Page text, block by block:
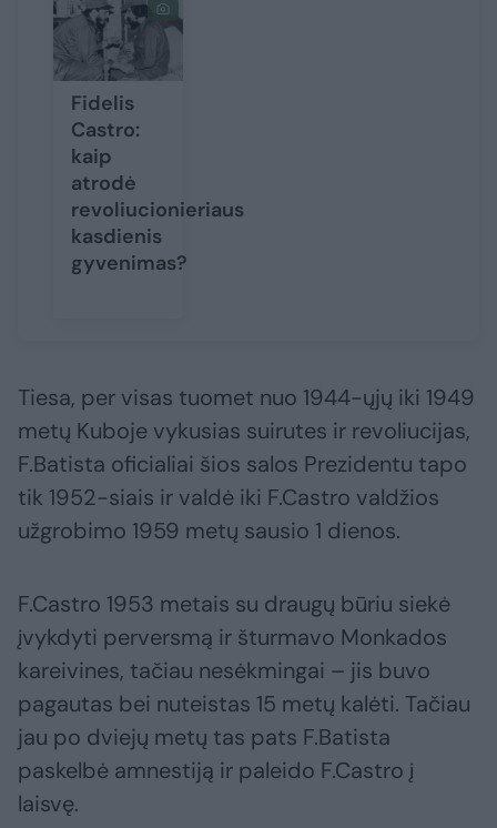
Fidelis
Castro:
kaip
atrodė
revoliucionieriaus
kasdienis
gyvenimas?
Tiesa, per visas tuomet nuo 1944-ųjų iki 1949
metų Kuboje vykusias suirutes ir revoliucijas,
F.Batista oficialiai šios salos Prezidentu tapo
tik 1952-siais ir valdė iki F.Castro valdžios
užgrobimo 1959 metų sausio 1 dienos.
F.Castro 1953 metais su draugų būriu siekė
įvykdyti perversmą ir šturmavo Monkados
kareivines, tačiau nesėkmingai – jis buvo
pagautas bei nuteistas 15 metų kalėti. Tačiau
jau po dviejų metų tas pats F.Batista
paskelbė amnestiją ir paleido F.Castro į
laisvę.